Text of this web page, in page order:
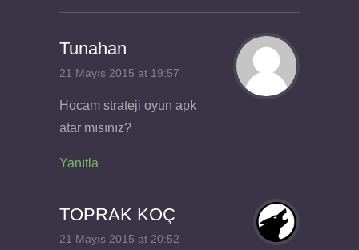
Tunahan
21 Mayıs 2015 at 19:57
Hocam strateji oyun apk
atar mısınız?
Yanıtla
TOPRAK KOÇ
21 Mayıs 2015 at 20:52